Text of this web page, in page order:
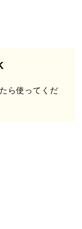
ら使ってくだ